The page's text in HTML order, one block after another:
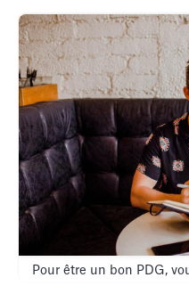
Pour être un bon PDG,